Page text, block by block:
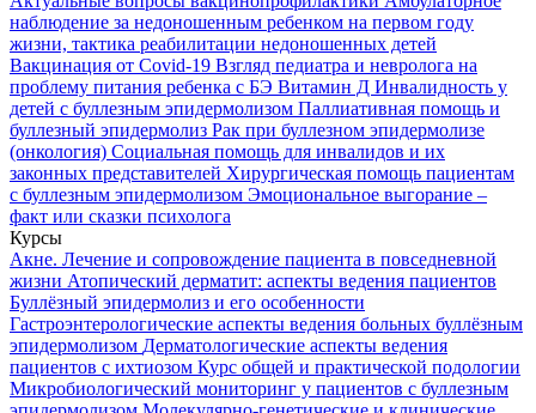
наблюдение за недоношенным ребенком на первом году
жизни, тактика реабилитации недоношенных детей
Вакцинация от Covid-19 Взгляд педиатра и невролога на
проблему питания ребенка с БЭ Витамин Д Инвалидность у
детей с буллезным эпидермолизом Паллиативная помощь и
буллезный эпидермолиз Рак при буллезном эпидермолизе
(онкология) Социальная помощь для инвалидов и их
законных представителей Хирургическая помощь пациентам
с буллезным эпидермолизом Эмоциональное выгорание –
факт или сказки психолога
Курсы
Акне. Лечение и сопровождение пациента в повседневной
жизни Атопический дерматит: аспекты ведения пациентов
Буллёзный эпидермолиз и его особенности
Гастроэнтерологические аспекты ведения больных буллёзным
эпидермолизом Дерматологические аспекты ведения
пациентов с ихтиозом Курс общей и практической подологии
Микробиологический мониторинг у пациентов с буллезным